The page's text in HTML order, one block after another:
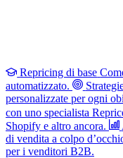
Repricing di base
automatizzato.
personalizzate per ogni
con uno specialista
Shopify e altro ancora.
di vendita a colpo
per i venditori B2B.